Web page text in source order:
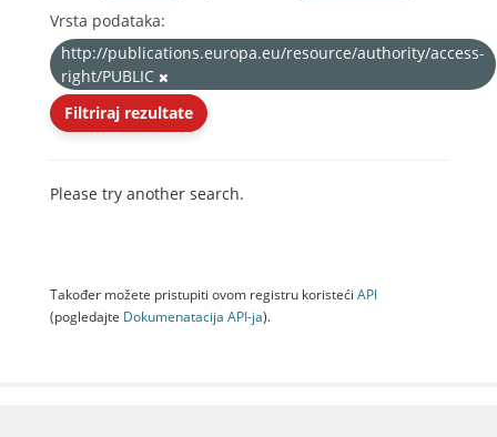
Vrsta podataka:
http://publications.europa.eu/resource/authority/access-
right/PUBLIC
Filtriraj rezultate
Please try another search.
Također možete pristupiti ovom registru koristeći API
(pogledajte Dokumenаtаcijа API-jа).